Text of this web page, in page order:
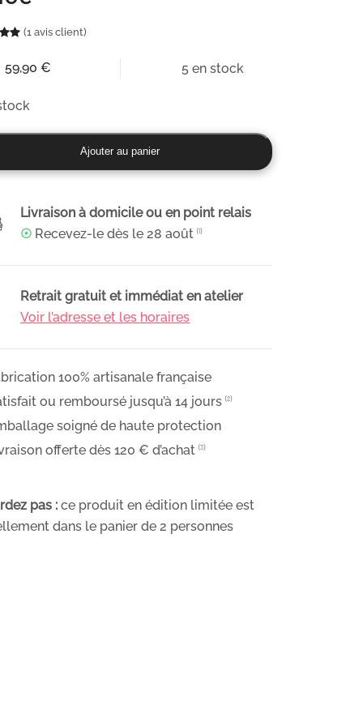
Noté5.00sur 5 basé sur
1(1 avis client)
59,90 € 5 en stock
Ajouter au panier
Livraison à domicile ou en point relais
☉ Recevez-le dès le28 août ⁽¹⁾
Retrait gratuit et immédiat en atelier
Voir l’adresse et les horaires
100% artisanale française
ou remboursé jusqu’à 14 jours ⁽²⁾
soigné de haute protection
offerte dès 120 € d’achat ⁽³⁾
pas : ce produit en édition limitée est
dans le panier de 2 personnes